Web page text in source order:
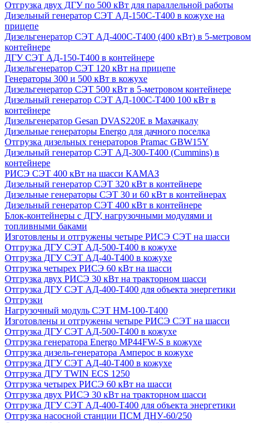
Отгрузка двух ДГУ по 500 кВт для параллельной работы
Дизельный генератор СЭТ АД-150С-Т400 в кожухе на
прицепе
Дизельгенератор СЭТ АД-400С-Т400 (400 кВт) в 5-метровом
контейнере
ДГУ СЭТ АД-150-Т400 в контейнере
Дизельгенератор СЭТ 120 кВт на прицепе
Генераторы 300 и 500 кВт в кожухе
Дизельгенератор СЭТ 500 кВт в 5-метровом контейнере
Дизельный генератор СЭТ АД-100С-Т400 100 кВт в
контейнере
Дизельгенератор Gesan DVAS220E в Махачкалу
Дизельные генераторы Energo для дачного поселка
Отгрузка дизельных генераторов Pramac GВW15Y
Дизельный генератор СЭТ АД-300-Т400 (Cummins) в
контейнере
РИСЭ СЭТ 400 кВт на шасси КАМАЗ
Дизельный генератор СЭТ 320 кВт в контейнере
Дизельные генераторы СЭТ 30 и 60 кВт в контейнерах
Дизельный генератор СЭТ 400 кВт в контейнере
Блок-контейнеры с ДГУ, нагрузочными модулями и
топливными баками
Изготовлены и отгружены четыре РИСЭ СЭТ на шасси
Отгрузка ДГУ СЭТ АД-500-Т400 в кожухе
Отгрузка ДГУ СЭТ АД-40-Т400 в кожухе
Отгрузка четырех РИСЭ 60 кВт на шасси
Отгрузка двух РИСЭ 30 кВт на тракторном шасси
Отгрузка ДГУ СЭТ АД-400-Т400 для объекта энергетики
Отгрузки
Нагрузочный модуль СЭТ НМ-100-Т400
Изготовлены и отгружены четыре РИСЭ СЭТ на шасси
Отгрузка ДГУ СЭТ АД-500-Т400 в кожухе
Отгрузка генератора Energo MP44FW-S в кожухе
Отгрузка дизель-генератора Амперос в кожухе
Отгрузка ДГУ СЭТ АД-40-Т400 в кожухе
Отгрузка ДГУ TWIN ECS 1250
Отгрузка четырех РИСЭ 60 кВт на шасси
Отгрузка двух РИСЭ 30 кВт на тракторном шасси
Отгрузка ДГУ СЭТ АД-400-Т400 для объекта энергетики
Отгрузка насосной станции ПСМ ДНУ-60/250